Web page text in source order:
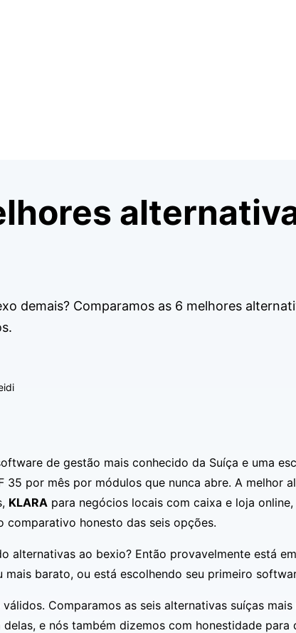
demais? Comparamos as 6 melhores
de gestão mais conhecido da Suíça e uma
35 por mês por módulos que nunca abre. A melhor
KLARA para negócios locais com caixa e loja online,
comparativo honesto das seis opções.
alternativas ao bexio? Então provavelmente está
mais barato, ou está escolhendo seu primeiro
Comparamos as seis alternativas suíças
e nós também dizemos com honestidade